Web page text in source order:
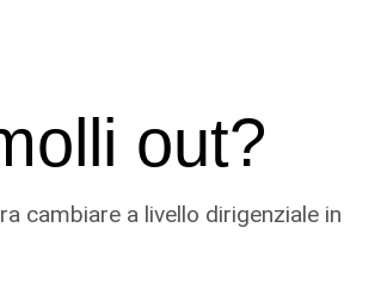
out?
cambiare a livello dirigenziale in